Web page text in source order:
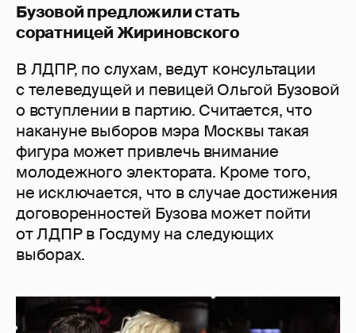
Бузовой предложили стать
соратницей Жириновского
В ЛДПР, по слухам, ведут консультации
с телеведущей и певицей Ольгой Бузовой
о вступлении в партию. Считается, что
накануне выборов мэра Москвы такая
фигура может привлечь внимание
молодежного электората. Кроме того,
не исключается, что в случае достижения
договоренностей Бузова может пойти
от ЛДПР в Госдуму на следующих
выборах.